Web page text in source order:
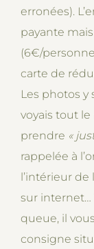
erronées).
payante
(6€/
carte de
Les photos
voyais tout le
prendre «
rappelée à
l’intérieur
sur internet…
queue, il
consigne